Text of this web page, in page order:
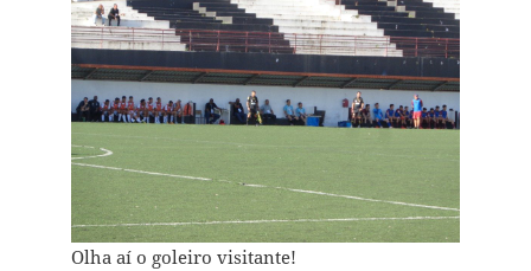
Olha aí o goleiro visitante!